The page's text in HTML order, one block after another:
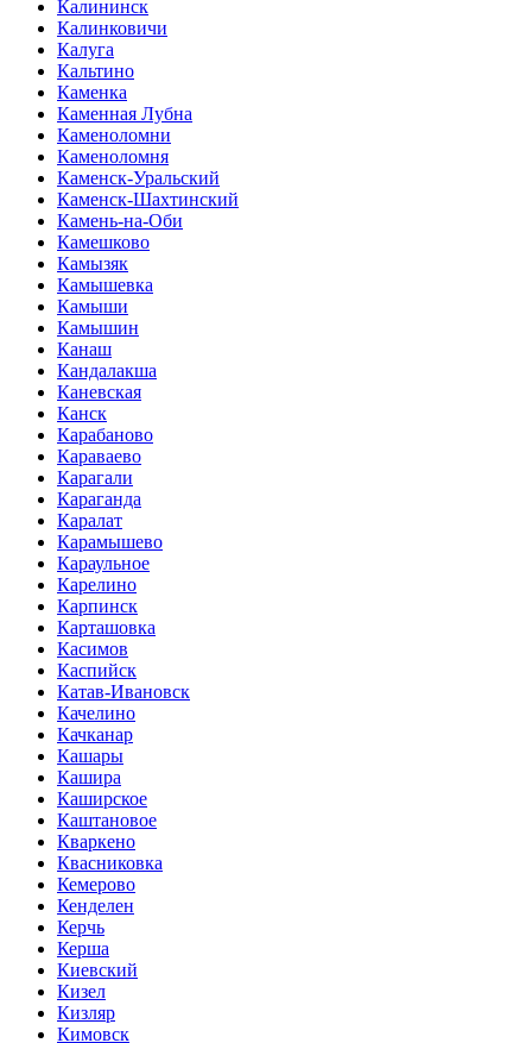
Калининск
Калинковичи
Калуга
Кальтино
Каменка
Каменная Лубна
Каменоломни
Каменоломня
Каменск-Уральский
Каменск-Шахтинский
Камень-на-Оби
Камешково
Камызяк
Камышевка
Камыши
Камышин
Канаш
Кандалакша
Каневская
Канск
Карабаново
Караваево
Карагали
Караганда
Каралат
Карамышево
Караульное
Карелино
Карпинск
Карташовка
Касимов
Каспийск
Катав-Ивановск
Качелино
Качканар
Кашары
Кашира
Каширское
Каштановое
Кваркено
Квасниковка
Кемерово
Кенделен
Керчь
Керша
Киевский
Кизел
Кизляр
Кимовск